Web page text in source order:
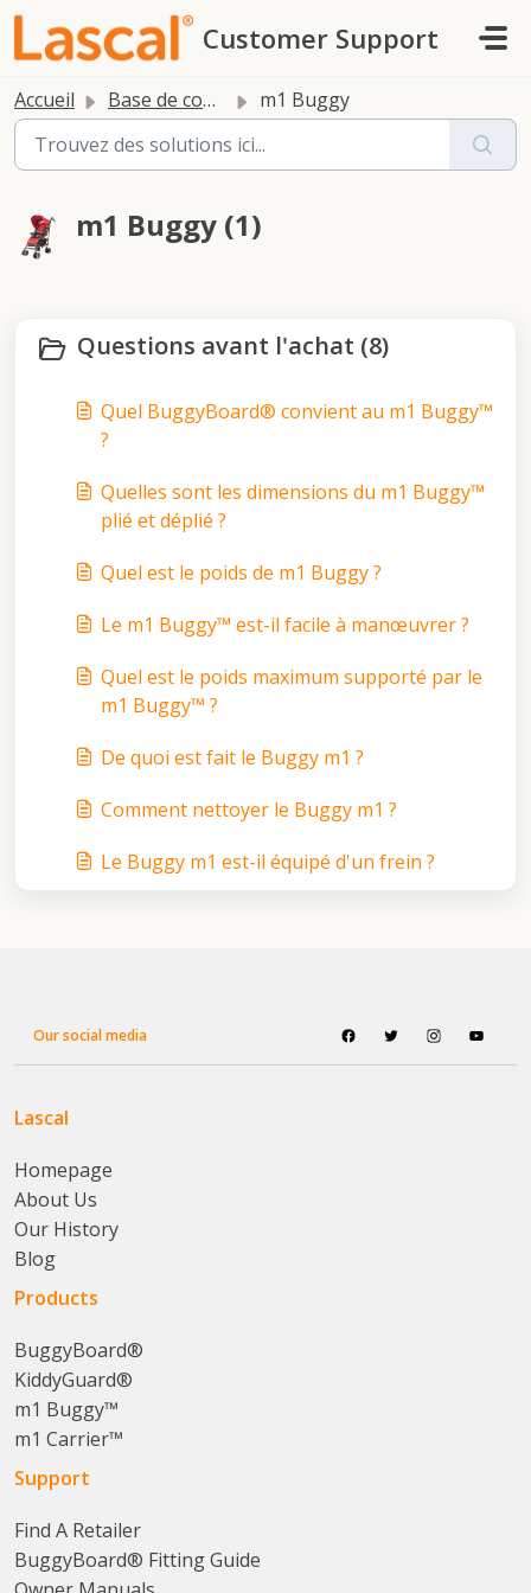
Passer au contenu principal
Customer Support
Accueil Base de connaissances m1 Buggy
m1 Buggy (1)
Questions avant l'achat (8)
Quel BuggyBoard® convient au m1 Buggy™
?
Quelles sont les dimensions du m1 Buggy™
plié et déplié ?
Quel est le poids de m1 Buggy ?
Le m1 Buggy™ est-il facile à manœuvrer ?
Quel est le poids maximum supporté par le
m1 Buggy™ ?
De quoi est fait le Buggy m1 ?
Comment nettoyer le Buggy m1 ?
Le Buggy m1 est-il équipé d'un frein ?
Our social media
Lascal
Homepage
About Us
Our History
Blog
Products
BuggyBoard®
KiddyGuard®
m1 Buggy™
m1 Carrier™
Support
Find A Retailer
BuggyBoard® Fitting Guide